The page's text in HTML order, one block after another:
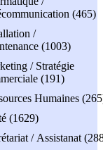
(465)
/
(1003)
/ Stratégie
(191)
Humaines
(1629)
/ Assistanat